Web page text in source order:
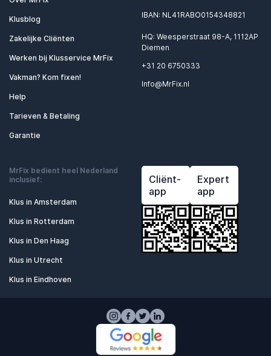
Klusblog
Zakelijke Cliënten
Werken bij Klusservice MrFix
Vakman? Kom fixen!
Help
Tarieven & Betaling
Garantie
IBAN: NL41RABO0154348821
HQ: Weesperstraat 98-A, 1112AP
Diemen
+31 20 6750333
Info@MrFix.nl
MrFix bedient heel Nederland
inclusief:
Klus in Amsterdam
Klus in Rotterdam
Klus in Den Haag
Klus in Utrecht
Klus in Eindhoven
Cliënt-
app
Expert
app